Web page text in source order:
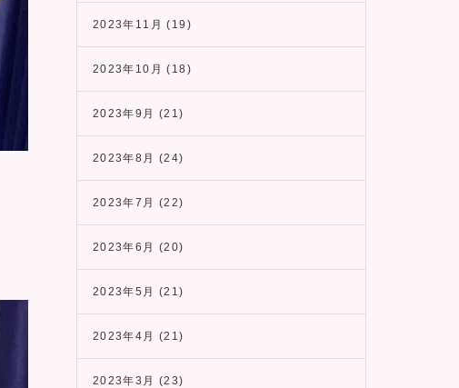
2023年11月 (19)
2023年10月 (18)
2023年9月 (21)
2023年8月 (24)
2023年7月 (22)
2023年6月 (20)
2023年5月 (21)
2023年4月 (21)
2023年3月 (23)